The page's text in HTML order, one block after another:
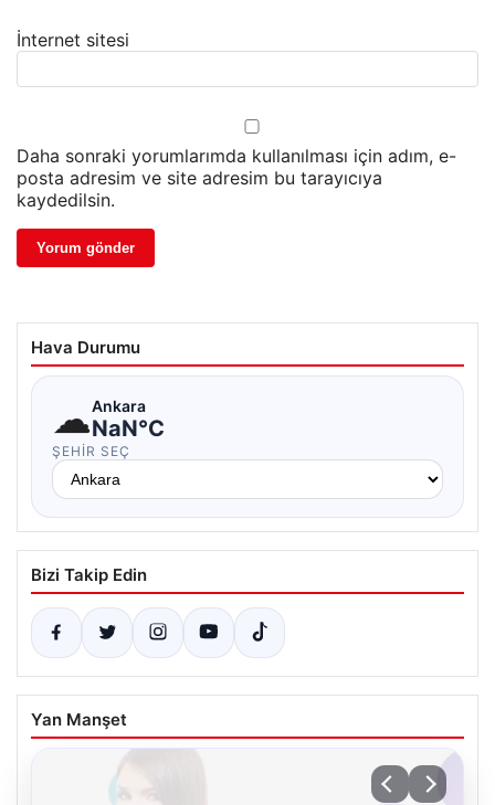
İnternet sitesi
Daha sonraki yorumlarımda kullanılması için adım, e-
posta adresim ve site adresim bu tarayıcıya
kaydedilsin.
Hava Durumu
☁Ankara
NaN°C
ŞEHIR SEÇ
Bizi Takip Edin
Yan Manşet